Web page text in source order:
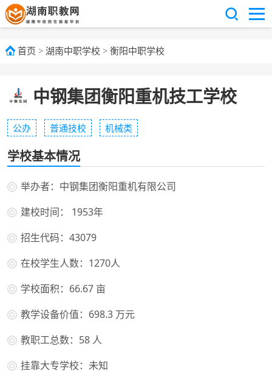
首页 > 湖南中职学校 > 衡阳中职学校
中钢集团衡阳重机技工学校
公办 普通技校 机械类
学校基本情况
举办者：中钢集团衡阳重机有限公司
建校时间： 1953年
招生代码：43079
在校学生人数：1270人
学校面积：66.67 亩
教学设备价值：698.3 万元
教职工总数：58 人
挂靠大专学校：未知